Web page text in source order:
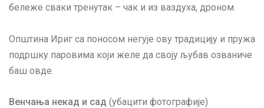
бележе сваки тренутак – чак и из ваздуха, дроном.
Општина Ириг са поносом негује ову традицију и пружа
подршку паровима који желе да своју љубав озваниче
баш овде.
Венчања некад и сад (убацити фотографије)